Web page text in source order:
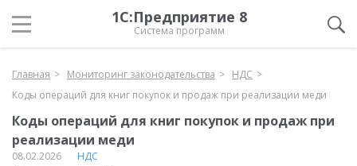
1С:Предприятие 8
Система программ
Главная Мониторинг законодательства
НДС
Коды операций для книг покупок и продаж при реализации меди
Коды операций для книг покупок и продаж при
реализации меди
08.02.2026 НДС